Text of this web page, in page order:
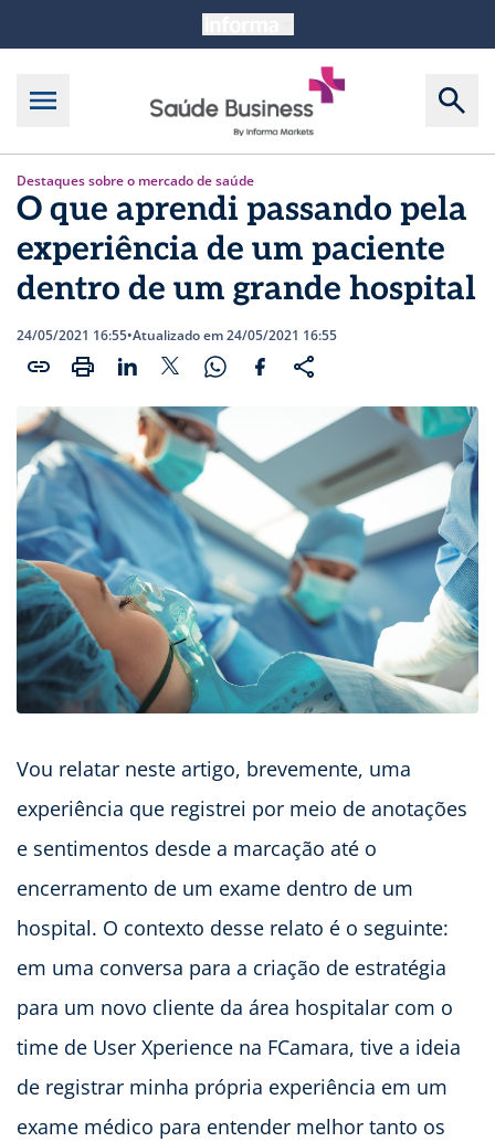
Destaques sobre o mercado de saúde
O que aprendi passando pela
experiência de um paciente
dentro de um grande hospital
24/05/2021 16:55•Atualizado em 24/05/2021 16:55
Vou relatar neste artigo, brevemente, uma
experiência que registrei por meio de anotações
e sentimentos desde a marcação até o
encerramento de um exame dentro de um
hospital. O contexto desse relato é o seguinte:
em uma conversa para a criação de estratégia
para um novo cliente da área hospitalar com o
time de User Xperience na FCamara, tive a ideia
de registrar minha própria experiência em um
exame médico para entender melhor tanto os